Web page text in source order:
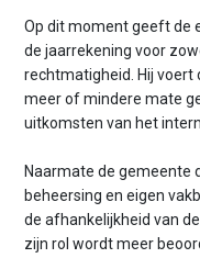
Op dit moment geeft de
de jaarrekening voor
rechtmatigheid. Hij voert
meer of mindere mate
uitkomsten van het
Naarmate de gemeente
beheersing en eigen
de afhankelijkheid van
zijn rol wordt meer